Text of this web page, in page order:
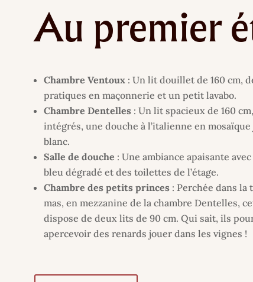
Au premier
Chambre Ventoux : Un lit douillet de 160 cm,
pratiques en maçonnerie et un petit lavabo.
Chambre Dentelles: Un lit spacieux de 160
intégrés, une douche à l’italienne en mosaïque
blanc.
Salle de douche : Une ambiance apaisante
bleu dégradé et des toilettes de l’étage.
Chambre des petits princes: Perchée dans la
mas, en mezzanine de la chambre Dentelles,
dispose de deux lits de 90 cm. Qui sait, ils
apercevoir des renards jouer dans les vignes !